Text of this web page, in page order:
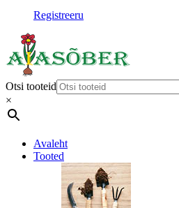
Registreeru
Otsi tooteid
×
Avaleht
Tooted